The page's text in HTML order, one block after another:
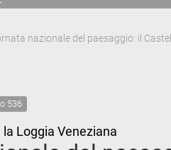
nazionale del paesaggio: il
536
Loggia Veneziana